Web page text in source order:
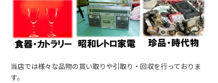
当店では様々な品物の買い取りや引取り・回収を行っておりま
す。